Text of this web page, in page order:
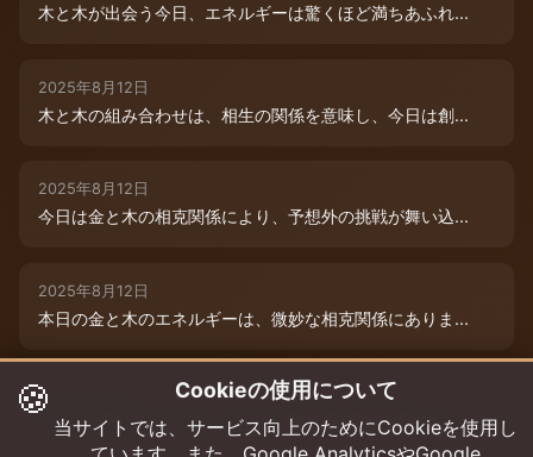
木と木が出会う今日、エネルギーは驚くほど満ちあふれ...
2025年8月12日
木と木の組み合わせは、相生の関係を意味し、今日は創...
2025年8月12日
今日は金と木の相克関係により、予想外の挑戦が舞い込...
2025年8月12日
本日の金と木のエネルギーは、微妙な相克関係にありま...
2025年8月9日
木と木が寄り添う今日、あなたの創造性は最高潮に達し...
🍪 Cookieの使用について
当サイトでは、サービス向上のためにCookieを使用し